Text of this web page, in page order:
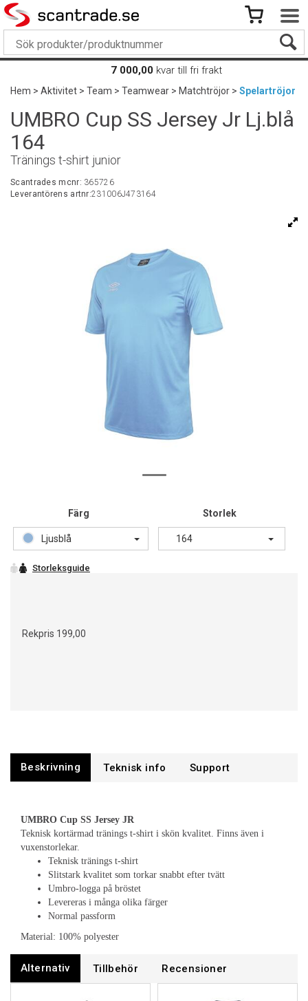
7 000,00 kvar till fri frakt
Hem>Aktivitet>Team>Teamwear>Matchtröjor>Spelartröjor
UMBRO Cup SS Jersey Jr Lj.blå
164
Tränings t-shirt junior
Scantrades mcnr: 365726
Leverantörens artnr:231006J473164
Färg
Ljusblå
Storlek
164
Rekpris 199,00
Beskrivning Support
UMBRO Cup SS Jersey JR
Teknisk kortärmad tränings t-shirt i skön kvalitet. Finns även i
vuxenstorlekar.
Teknisk tränings t-shirt
Slitstark kvalitet som torkar snabbt efter tvätt
Umbro-logga på bröstet
Levereras i många olika färger
Normal passform
Material: 100% polyester
Alternativ Tillbehör Recensioner